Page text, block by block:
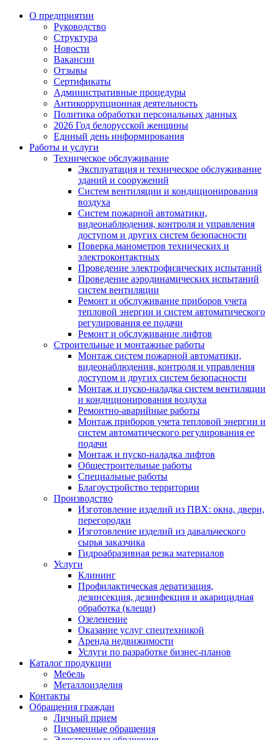
О предприятии
Руководство
Структура
Новости
Вакансии
Отзывы
Сертификаты
Административные процедуры
Антикоррупционная деятельность
Политика обработки персональных данных
2026 Год белорусской женщины
Единый день информирования
Работы и услуги
Техническое обслуживание
Эксплуатация и техническое обслуживание
зданий и сооружений
Систем вентиляции и кондиционирования
воздуха
Систем пожарной автоматики,
видеонаблюдения, контроля и управления
доступом и других систем безопасности
Поверка манометров технических и
электроконтактных
Проведение электрофизических испытаний
Проведение аэродинамических испытаний
систем вентиляции
Ремонт и обслуживание приборов учета
тепловой энергии и систем автоматического
регулирования ее подачи
Ремонт и обслуживание лифтов
Строительные и монтажные работы
Монтаж систем пожарной автоматики,
видеонаблюдения, контроля и управления
доступом и других систем безопасности
Монтаж и пуско-наладка систем вентиляции
и кондиционирования воздуха
Ремонтно-аварийные работы
Монтаж приборов учета тепловой энергии и
систем автоматического регулирования ее
подачи
Монтаж и пуско-наладка лифтов
Общестроительные работы
Специальные работы
Благоустройство территории
Производство
Изготовление изделий из ПВХ: окна, двери,
перегородки
Изготовление изделий из давальческого
сырья заказчика
Гидроабразивная резка материалов
Услуги
Клининг
Профилактическая дератизация,
дезинсекция, дезинфекция и акарицидная
обработка (клещи)
Озеленение
Оказание услуг спецтехникой
Аренда недвижимости
Услуги по разработке бизнес-планов
Каталог продукции
Мебель
Металлоизделия
Контакты
Обращения граждан
Личный прием
Письменные обращения